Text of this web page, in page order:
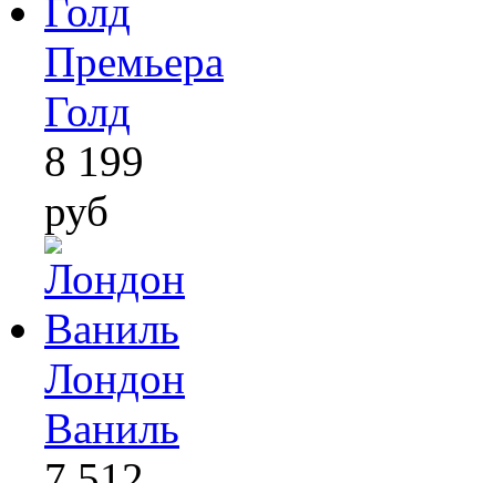
Премьера
Голд
8 199
руб
Лондон
Ваниль